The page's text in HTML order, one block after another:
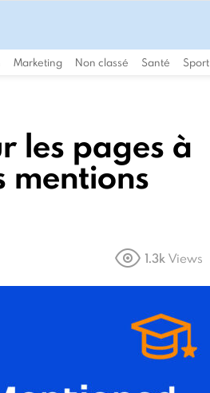
Marketing Non classé Santé Sport
les pages à
mentions
1.3k Views